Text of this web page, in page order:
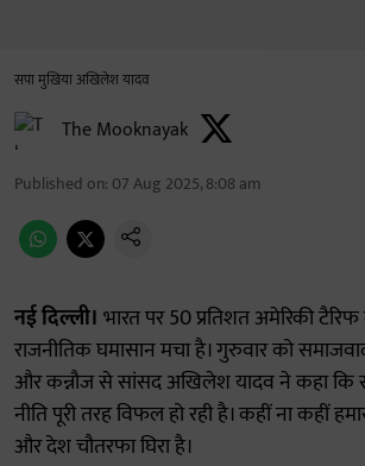
सपा मुखिया अखिलेश यादव
The Mooknayak
Published on: 07 Aug 2025, 8:08 am
नई दिल्ली। भारत पर 50 प्रतिशत अमेरिकी
राजनीतिक घमासान मचा है। गुरुवार को
और कन्नौज से सांसद अखिलेश यादव ने कहा कि
नीति पूरी तरह विफल हो रही है। कहीं ना कहीं
और देश चौतरफा घिरा है।